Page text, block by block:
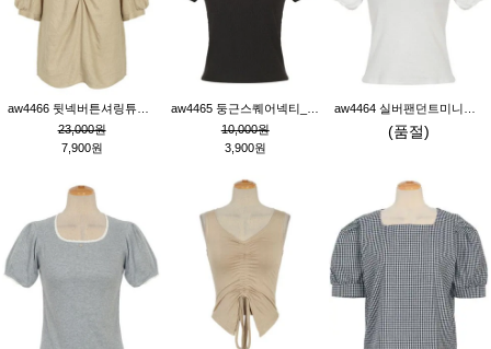
23,000원
7,900원
10,000원
3,900원
(품절)